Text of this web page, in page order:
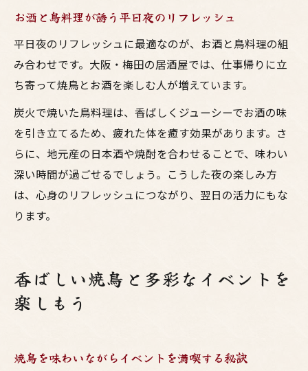
お酒と鳥料理が誘う平日夜のリフレッシュ
平日夜のリフレッシュに最適なのが、お酒と鳥料理の組
み合わせです。大阪・梅田の居酒屋では、仕事帰りに立
ち寄って焼鳥とお酒を楽しむ人が増えています。
炭火で焼いた鳥料理は、香ばしくジューシーでお酒の味
を引き立てるため、疲れた体を癒す効果があります。さ
らに、地元産の日本酒や焼酎を合わせることで、味わい
深い時間が過ごせるでしょう。こうした夜の楽しみ方
は、心身のリフレッシュにつながり、翌日の活力にもな
ります。
香ばしい焼鳥と多彩なイベントを
楽しもう
焼鳥を味わいながらイベントを満喫する秘訣